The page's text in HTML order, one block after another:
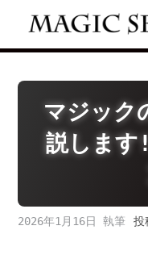
マジック
説します
2026年1月16日 投